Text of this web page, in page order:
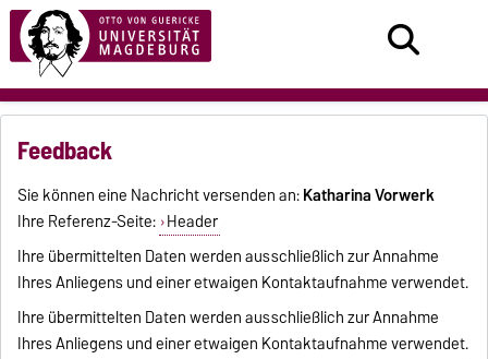
Feedback
Sie können eine Nachricht versenden an:Katharina Vorwerk
Ihre Referenz-Seite: Header
Ihre übermittelten Daten werden ausschließlich zur Annahme
Ihres Anliegens und einer etwaigen Kontaktaufnahme verwendet.
Ihre übermittelten Daten werden ausschließlich zur Annahme
Ihres Anliegens und einer etwaigen Kontaktaufnahme verwendet.